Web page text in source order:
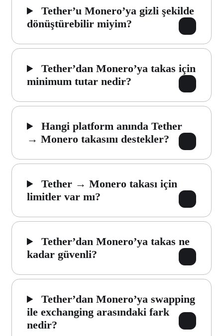
Tether’u Monero’ya gizli şekilde
dönüştürebilir miyim?
Tether’dan Monero’ya takas için
minimum tutar nedir?
Hangi platform anında Tether
→ Monero takasını destekler?
Tether → Monero takası için
limitler var mı?
Tether’dan Monero’ya takas ne
kadar güvenli?
Tether’dan Monero’ya swapping
ile exchanging arasındaki fark
nedir?